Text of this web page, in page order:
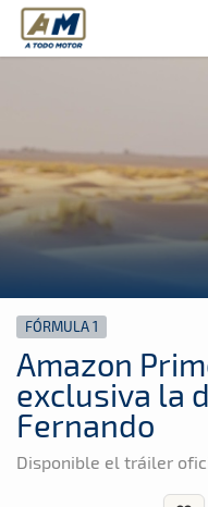
A Todo Motor ·
FÓRMULA 1
Amazon
exclusiva la
Fernando
Disponible el tráiler